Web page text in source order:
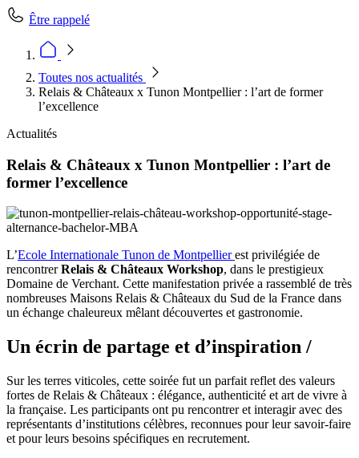
Être rappelé
Toutes nos actualités
Relais & Châteaux x Tunon Montpellier : l’art de former
l’excellence
Actualités
Relais & Châteaux x Tunon Montpellier : l’art de
former l’excellence
L’Ecole Internationale Tunon de Montpellierest privilégiée de
rencontrerRelais & Châteaux Workshop, dans le prestigieux
Domaine de Verchant. Cette manifestation privée a rassemblé de très
nombreuses Maisons Relais & Châteaux du Sud de la France dans
un échange chaleureux mêlant découvertes et gastronomie.
Un écrin de partage et d’inspiration /
Sur les terres viticoles, cette soirée fut un parfait reflet des valeurs
fortes de Relais & Châteaux : élégance, authenticité et art de vivre à
la française. Les participants ont pu rencontrer et interagir avec des
représentants d’institutions célèbres, reconnues pour leur savoir-faire
et pour leurs besoins spécifiques en recrutement.